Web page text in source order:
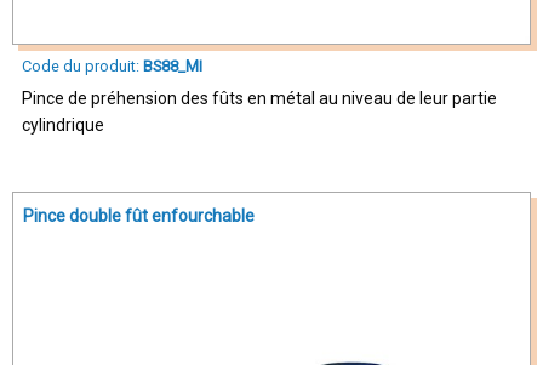
Code du produit: BS88_MI
Pince de préhension des fûts en métal au niveau de leur partie
cylindrique
Pince double fût enfourchable